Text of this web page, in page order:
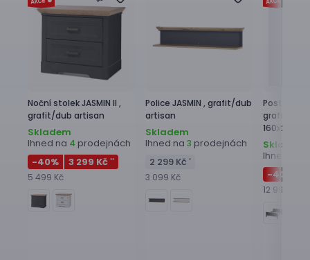
Noční stolekJASMIN II ,
grafit/dub artisan
Skladem
Ihned na 4 prodejnách
-40% 3 299 Kč **
5 499 Kč
Police JASMIN , grafit/dub
artisan
Skladem
Ihned na 3 prodejnách
2 299 Kč *
3 099 Kč
Postel
grafit/dub
160x200
Skladem
Ihned na
-40
12 999 Kč